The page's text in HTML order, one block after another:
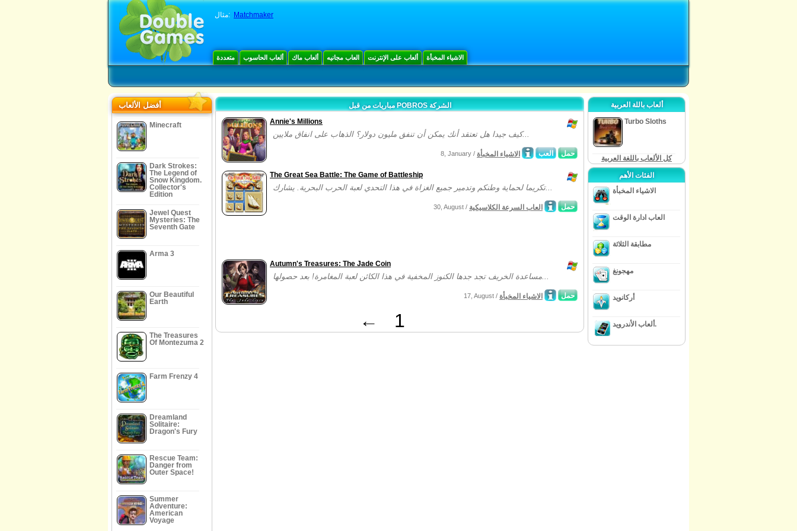
مثال: Matchmaker
متعددة ألعاب الحاسوب ألعاب ماك العاب مجانيه ألعاب على الإنترنت الاشياء المخبأة
أفضل الألعاب
Minecraft
Dark Strokes:
The Legend of
Snow Kingdom.
Collector's
Edition
Jewel Quest
Mysteries: The
Seventh Gate
Arma 3
Our Beautiful
Earth
The Treasures
Of Montezuma 2
Farm Frenzy 4
Dreamland
Solitaire:
Dragon's Fury
Rescue Team:
Danger from
Outer Space!
Summer
Adventure:
American
Voyage
مباريات من قبل POBROS الشركة
Annie's Millions
كيف جيدا هل تعتقد أنك يمكن أن تنفق مليون دولار؟ الذهاب على انفاق ملايين...
حمل العب 8, January / الاشياء المخبأة
The Great Sea Battle: The Game of Battleship
تكريما لحماية وطنكم وتدمير جميع الغزاة في هذا التحدي لعبة الحرب البحرية. يشارك...
حمل 30, August / العاب السرعة الكلاسيكية
Autumn's Treasures: The Jade Coin
مساعدة الخريف تجد جدها الكنوز المخفية في هذا الكائن لعبة المغامرة! بعد حصولها...
حمل 17, August / الاشياء المخبأة
← 1
ألعاب باللة العربية
Turbo Sloths
كل الألعاب باللغة العربية
الفئات الأهم
الاشياء المخبأة
العاب ادارة الوقت
مطابقة الثلاثة
مهجونغ
أركانويد
ألعاب الأندرويد.